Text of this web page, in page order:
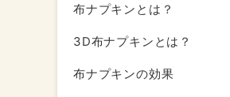
布ナプキンとは？
3D布ナプキンとは？
布ナプキンの効果